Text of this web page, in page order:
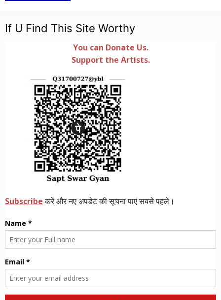
If U Find This Site Worthy